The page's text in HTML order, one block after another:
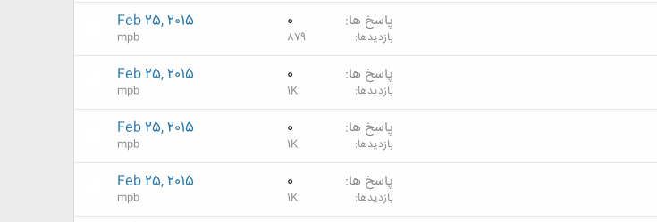
پاسخ ها 0
بازدیدها 879
Feb 25, 2015
mpb
پاسخ ها 0
بازدیدها 1K
Feb 25, 2015
mpb
پاسخ ها 0
بازدیدها 1K
Feb 25, 2015
mpb
پاسخ ها 0
بازدیدها 1K
Feb 25, 2015
mpb